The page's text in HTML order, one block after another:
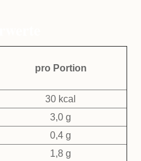
pro Portion
30 kcal
3,0 g
0,4 g
1,8 g